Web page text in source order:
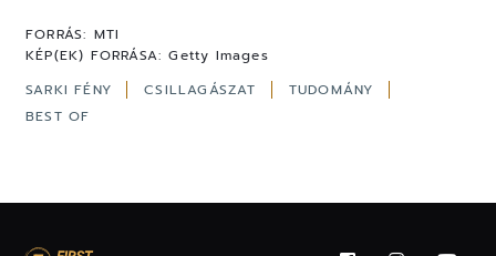
FORRÁS: MTI
KÉP(EK) FORRÁSA: Getty Images
SARKI FÉNY
CSILLAGÁSZAT
TUDOMÁNY
BEST OF